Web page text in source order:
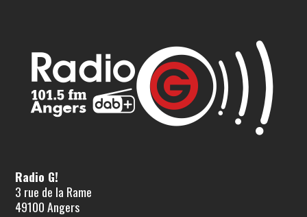
Radio G!
3 rue de la Rame
49100 Angers